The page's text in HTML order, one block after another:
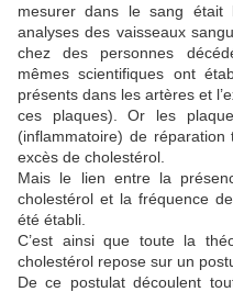
mesurer dans le sang était
analyses des vaisseaux
chez des personnes
mêmes scientifiques ont
présents dans les artères et
ces plaques). Or les
(inflammatoire) de
excès de cholestérol.
Mais le lien entre la
cholestérol et la fréquence
été établi.
C’est ainsi que toute la
cholestérol repose sur un
De ce postulat découlent